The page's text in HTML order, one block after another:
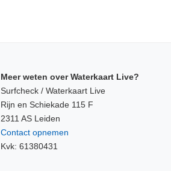
Meer weten over Waterkaart Live?
Surfcheck / Waterkaart Live
Rijn en Schiekade 115 F
2311 AS Leiden
Contact opnemen
Kvk: 61380431